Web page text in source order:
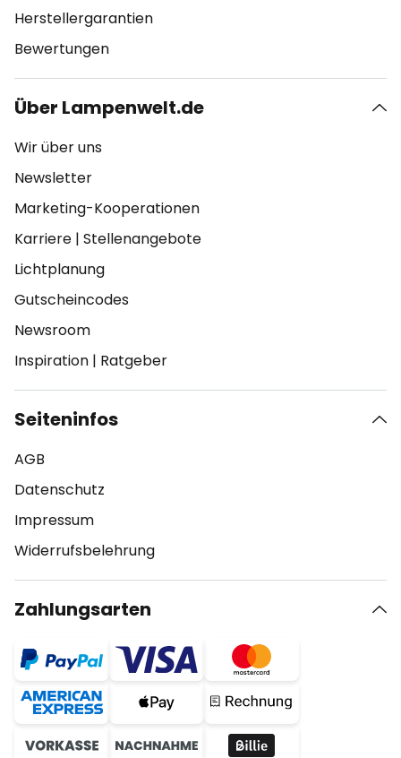
Herstellergarantien
Bewertungen
Über Lampenwelt.de
Wir über uns
Newsletter
Marketing-Kooperationen
Karriere | Stellenangebote
Lichtplanung
Gutscheincodes
Newsroom
Inspiration | Ratgeber
Seiteninfos
AGB
Datenschutz
Impressum
Widerrufsbelehrung
Zahlungsarten